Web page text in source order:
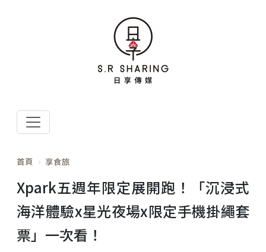
首頁 享食旅
Xpark五週年限定展開跑！「沉浸式
海洋體驗x星光夜場x限定手機掛繩套
票」一次看！